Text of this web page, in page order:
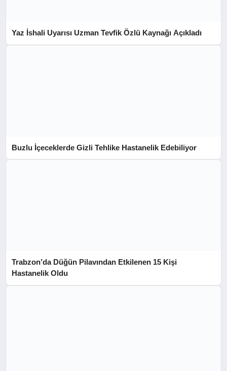
Yaz İshali Uyarısı Uzman Tevfik Özlü Kaynağı Açıkladı
Buzlu İçeceklerde Gizli Tehlike Hastanelik Edebiliyor
Trabzon’da Düğün Pilavından Etkilenen 15 Kişi
Hastanelik Oldu